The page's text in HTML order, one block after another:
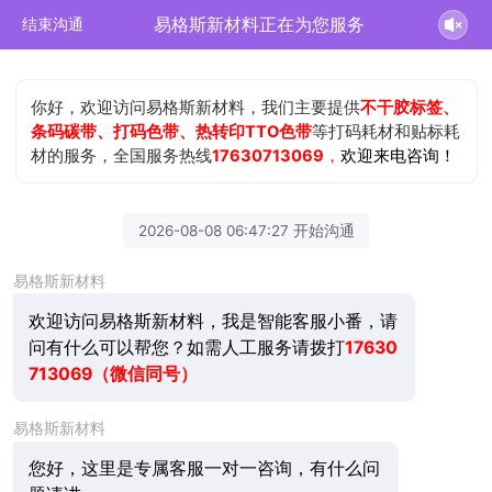
结束沟通 易格斯新材料正在为您服务
你好，欢迎访问易格斯新材料，我们主要提供不干胶标签、
条码碳带、打码色带、热转印TTO色带等打码耗材和贴标耗
材的服务，全国服务热线17630713069 ，欢迎来电咨询！
2026-08-08 06:47:27 开始沟通
易格斯新材料
欢迎访问易格斯新材料，我是智能客服小番，请
问有什么可以帮您？如需人工服务请拨打17630
713069（微信同号）
易格斯新材料
您好，这里是专属客服一对一咨询，有什么问